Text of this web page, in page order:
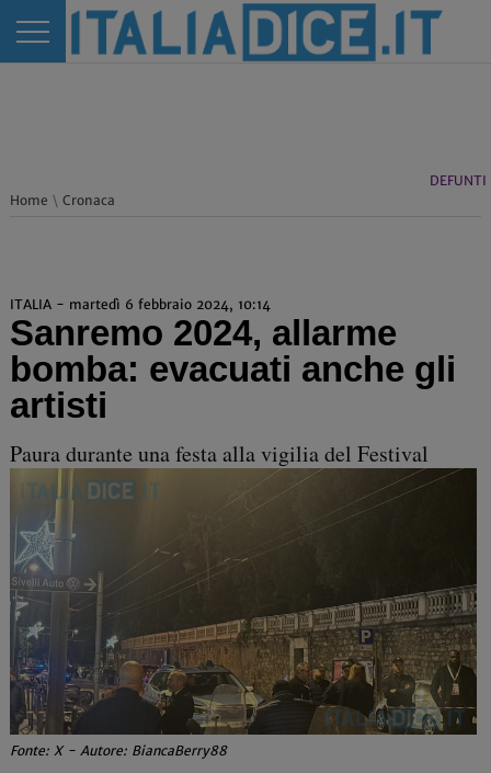
DEFUNTI
Home \ Cronaca
ITALIA - martedì 6 febbraio 2024, 10:14
Sanremo 2024, allarme
bomba: evacuati anche gli
artisti
Paura durante una festa alla vigilia del Festival
Fonte: X - Autore: BiancaBerry88